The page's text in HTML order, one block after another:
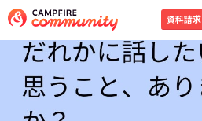
資料請求